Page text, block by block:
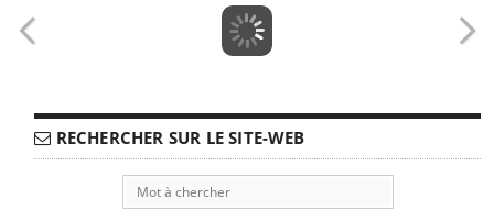
RECHERCHER SUR LE SITE-WEB